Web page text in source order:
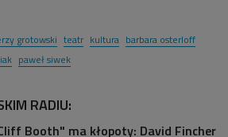
grotowski teatr kultura barbara osterloff
paweł siwek
RADIU:
Booth" ma kłopoty: David Fincher